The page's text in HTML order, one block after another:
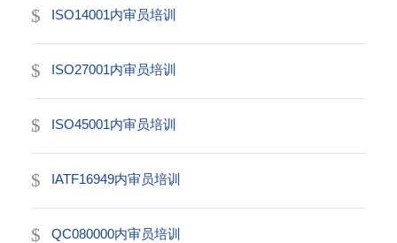
ISO14001内审员培训
ISO27001内审员培训
ISO45001内审员培训
IATF16949内审员培训
QC080000内审员培训